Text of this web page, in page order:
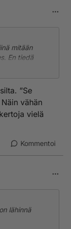
mitään
En tiedä
tai joku
ei
”Se
vähän
vielä
Kommentoi
lähinnä